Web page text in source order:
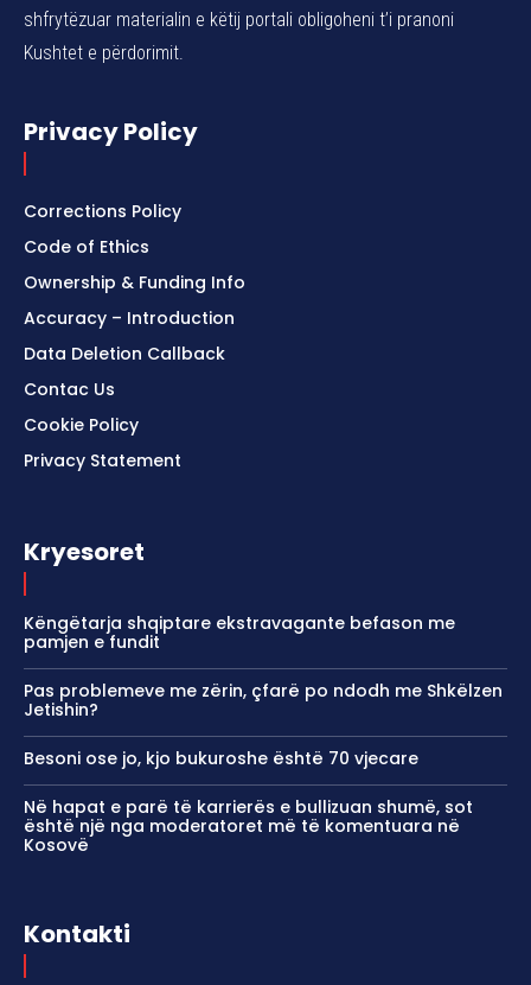
shfrytëzuar materialin e këtij portali obligoheni t’i pranoni
Kushtet e përdorimit.
Privacy Policy
Corrections Policy
Code of Ethics
Ownership & Funding Info
Accuracy – Introduction
Data Deletion Callback
Contac Us
Cookie Policy
Privacy Statement
Kryesoret
Këngëtarja shqiptare ekstravagante befason me
pamjen e fundit
Pas problemeve me zërin, çfarë po ndodh me Shkëlzen
Jetishin?
Besoni ose jo, kjo bukuroshe është 70 vjecare
Në hapat e parë të karrierës e bullizuan shumë, sot
është një nga moderatoret më të komentuara në
Kosovë
Kontakti